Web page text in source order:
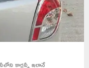
కార్లన్నీ ఇలానే